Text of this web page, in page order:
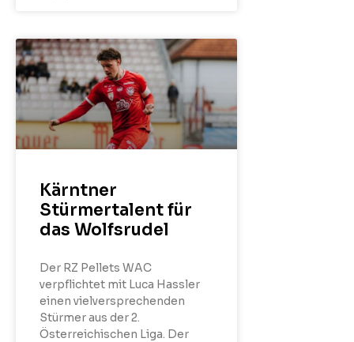
Kärntner
Stürmertalent für
das Wolfsrudel
Der RZ Pellets WAC
verpflichtet mit Luca Hassler
einen vielversprechenden
Stürmer aus der 2.
Österreichischen Liga. Der